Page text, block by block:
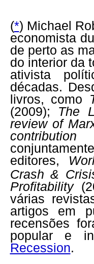
(*) Michael
economista
de perto as
do interior da
ativista
décadas.
livros, como
(2009); The
review of
editores,
Crash &
Profitability
várias
artigos em
recensões
popular e
Recession.